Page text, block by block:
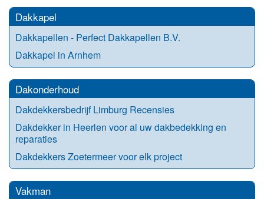
Dakkapel
Dakkapellen - Perfect Dakkapellen B.V.
Dakkapel in Arnhem
Dakonderhoud
Dakdekkersbedrijf Limburg Recensies
Dakdekker in Heerlen voor al uw dakbedekking en
reparaties
Dakdekkers Zoetermeer voor elk project
Vakman